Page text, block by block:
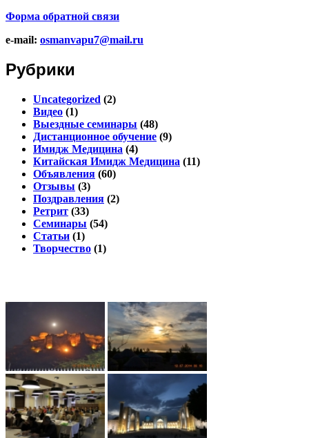
Форма обратной связи
e-mail: osmanvapu7@mail.ru
Рубрики
Uncategorized (2)
Видео (1)
Выездные семинары (48)
Дистанционное обучение (9)
Имидж Медицина (4)
Китайская Имидж Медицина (11)
Объявления (60)
Отзывы (3)
Поздравления (2)
Ретрит (33)
Семинары (54)
Статьи (1)
Творчество (1)